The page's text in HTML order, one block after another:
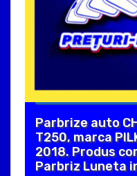
Parbrize auto
T250, marca
2018. Produs
Parbriz Luneta